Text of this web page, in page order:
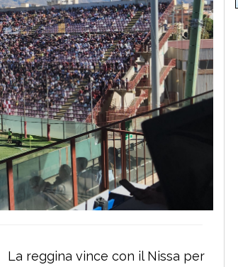
La reggina vince con il Nissa per